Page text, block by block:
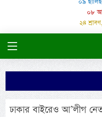
০৯
০৮
২৪
ঢাকার বাইরেও আ’লীগ